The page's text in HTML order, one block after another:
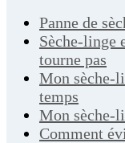
Panne de
Sèche-linge
tourne pas
Mon sèche-
temps
Mon sèche-
Comment